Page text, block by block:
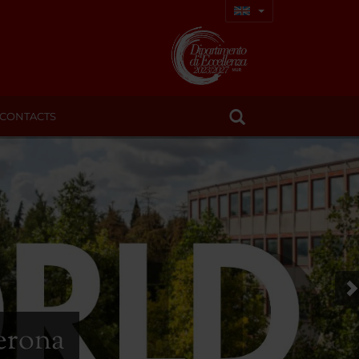
CONTACTS